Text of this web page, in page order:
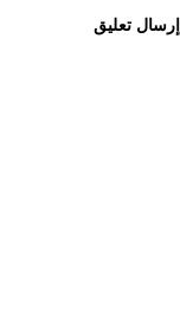
إرسال تعليق